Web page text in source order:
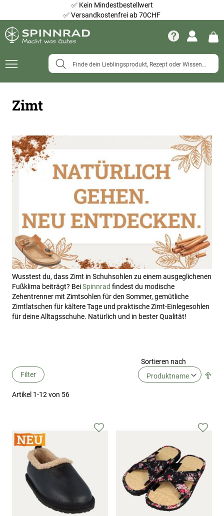
✅ Kein Mindestbestellwert
✅Versandkostenfrei ab 70CHF
Navigation
Zimt
Wusstest du, dass Zimt in Schuhsohlen zu einem ausgeglichenen
Fußklima beiträgt? BeiSpinnrad findest du modische
Zehentrenner mit Zimtsohlen für den Sommer, gemütliche
Zimtlatschen für kältere Tage und praktische Zimt-Einlegesohlen
für deine Alltagsschuhe. Natürlich und in bester Qualität!
Filter
Artikel 1-12 von 56
Sortieren nach
Zur
hinzufügen
Zur